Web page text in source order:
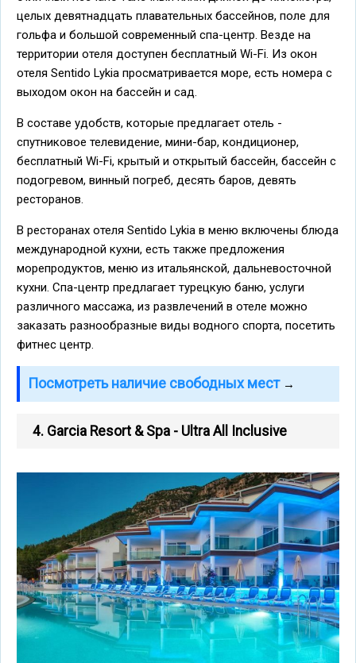
целых девятнадцать плавательных бассейнов, поле для
гольфа и большой современный спа-центр. Везде на
территории отеля доступен бесплатный Wi-Fi. Из окон
отеля Sentido Lykia просматривается море, есть номера с
выходом окон на бассейн и сад.
В составе удобств, которые предлагает отель -
спутниковое телевидение, мини-бар, кондиционер,
бесплатный Wi-Fi, крытый и открытый бассейн, бассейн с
подогревом, винный погреб, десять баров, девять
ресторанов.
В ресторанах отеля Sentido Lykia в меню включены блюда
международной кухни, есть также предложения
морепродуктов, меню из итальянской, дальневосточной
кухни. Спа-центр предлагает турецкую баню, услуги
различного массажа, из развлечений в отеле можно
заказать разнообразные виды водного спорта, посетить
фитнес центр.
Посмотреть наличие свободных мест→
4. Garcia Resort & Spa - Ultra All Inclusive